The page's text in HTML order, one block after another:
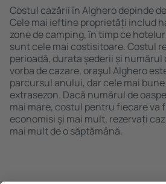
Costul cazării în Alghero depinde
Cele mai ieftine proprietăți includ
zone de camping, în timp ce
sunt cele mai costisitoare. Costul
perioadă, durata șederii și numărul
vorba de cazare, oraşul Alghero
parcursul anului, dar cele mai
extrasezon. Dacă numărul de
mai mare, costul pentru fiecare va
economisi şi mai mult, rezervați
mai mult de o săptămână.